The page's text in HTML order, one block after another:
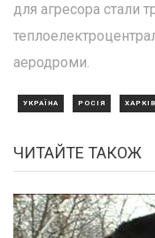
для агресора стали
аеродроми.
УКРАЇНА РОСІЯ
ЧИТАЙТЕ ТАКОЖ